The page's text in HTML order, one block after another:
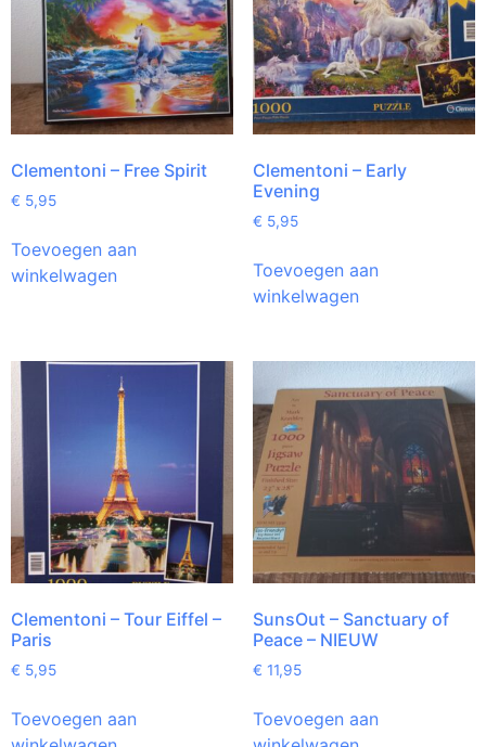
Clementoni – Free Spirit
€ 5,95
Toevoegen aan
winkelwagen
Clementoni – Early
Evening
€ 5,95
Toevoegen aan
winkelwagen
Clementoni – Tour Eiffel –
Paris
€ 5,95
Toevoegen aan
SunsOut – Sanctuary of
Peace – NIEUW
€ 11,95
Toevoegen aan